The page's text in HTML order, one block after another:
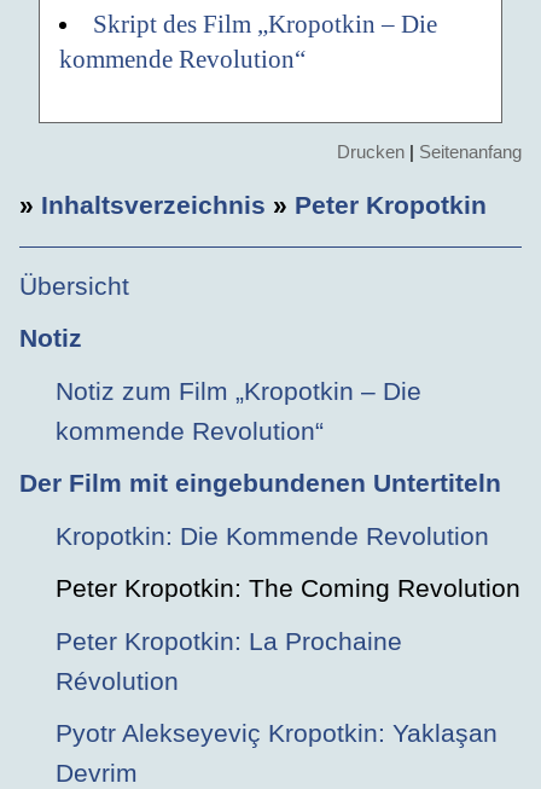
Skript des Film „Kropotkin – Die
kommende Revolution“
Drucken | Seitenanfang
» Inhaltsverzeichnis » Peter Kropotkin
Übersicht
Notiz
Notiz zum Film „Kropotkin – Die
kommende Revolution“
Der Film mit eingebundenen Untertiteln
Kropotkin: Die Kommende Revolution
Peter Kropotkin: The Coming Revolution
Peter Kropotkin: La Prochaine
Révolution
Pyotr Alekseyeviç Kropotkin: Yaklaşan
Devrim